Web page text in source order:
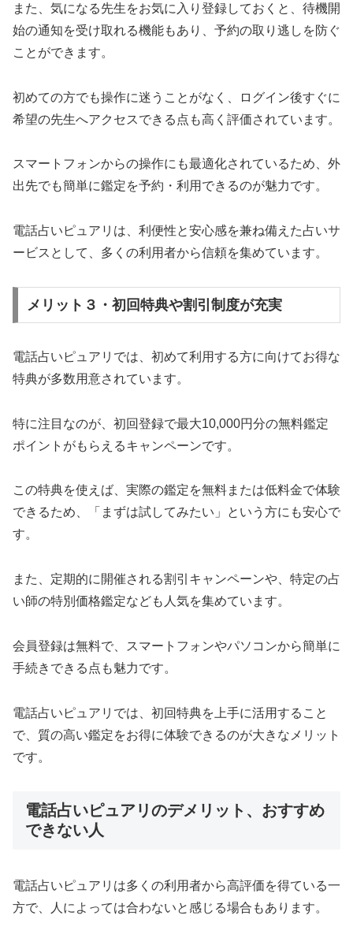
また、気になる先生をお気に入り登録しておくと、待機開
始の通知を受け取れる機能もあり、予約の取り逃しを防ぐ
ことができます。
初めての方でも操作に迷うことがなく、ログイン後すぐに
希望の先生へアクセスできる点も高く評価されています。
スマートフォンからの操作にも最適化されているため、外
出先でも簡単に鑑定を予約・利用できるのが魅力です。
電話占いピュアリは、利便性と安心感を兼ね備えた占いサ
ービスとして、多くの利用者から信頼を集めています。
メリット３・初回特典や割引制度が充実
電話占いピュアリでは、初めて利用する方に向けてお得な
特典が多数用意されています。
特に注目なのが、初回登録で最大10,000円分の無料鑑定
ポイントがもらえるキャンペーンです。
この特典を使えば、実際の鑑定を無料または低料金で体験
できるため、「まずは試してみたい」という方にも安心で
す。
また、定期的に開催される割引キャンペーンや、特定の占
い師の特別価格鑑定なども人気を集めています。
会員登録は無料で、スマートフォンやパソコンから簡単に
手続きできる点も魅力です。
電話占いピュアリでは、初回特典を上手に活用すること
で、質の高い鑑定をお得に体験できるのが大きなメリット
です。
電話占いピュアリのデメリット、おすすめ
できない人
電話占いピュアリは多くの利用者から高評価を得ている一
方で、人によっては合わないと感じる場合もあります。